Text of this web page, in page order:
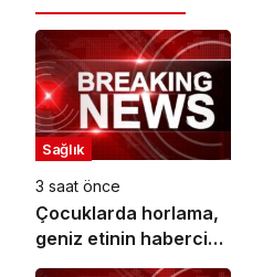
Sağlık
3 saat önce
Çocuklarda horlama,
geniz etinin habercisi
olabilir!